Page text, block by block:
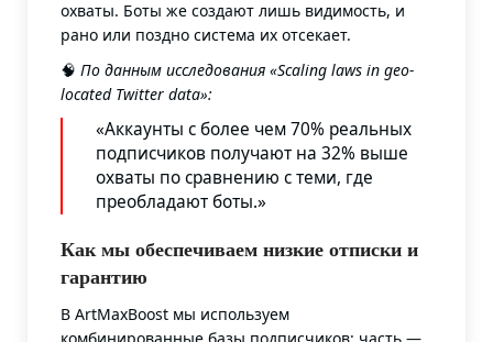
охваты. Боты же создают лишь видимость, и
рано или поздно система их отсекает.
🧠 По данным исследования «Scaling laws in geo-
located Twitter data»:
«Аккаунты с более чем 70% реальных
подписчиков получают на 32% выше
охваты по сравнению с теми, где
преобладают боты.»
Как мы обеспечиваем низкие отписки и
гарантию
В ArtMaxBoost мы используем
комбинированные базы подписчиков: часть —